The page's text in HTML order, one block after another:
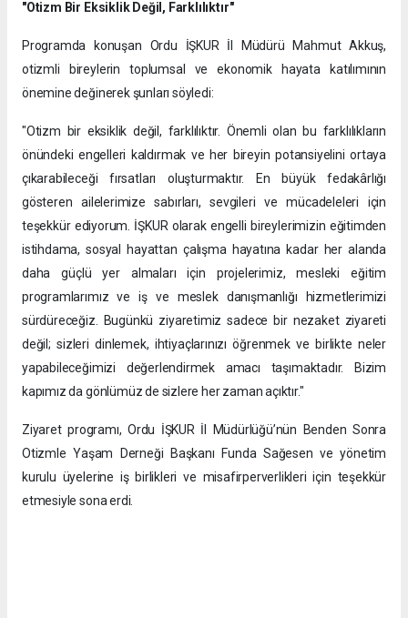
"Otizm Bir Eksiklik Değil, Farklılıktır"
Programda konuşan Ordu İŞKUR İl Müdürü Mahmut Akkuş,
otizmli bireylerin toplumsal ve ekonomik hayata katılımının
önemine değinerek şunları söyledi:
"Otizm bir eksiklik değil, farklılıktır. Önemli olan bu farklılıkların
önündeki engelleri kaldırmak ve her bireyin potansiyelini ortaya
çıkarabileceği fırsatları oluşturmaktır. En büyük fedakârlığı
gösteren ailelerimize sabırları, sevgileri ve mücadeleleri için
teşekkür ediyorum. İŞKUR olarak engelli bireylerimizin eğitimden
istihdama, sosyal hayattan çalışma hayatına kadar her alanda
daha güçlü yer almaları için projelerimiz, mesleki eğitim
programlarımız ve iş ve meslek danışmanlığı hizmetlerimizi
sürdüreceğiz. Bugünkü ziyaretimiz sadece bir nezaket ziyareti
değil; sizleri dinlemek, ihtiyaçlarınızı öğrenmek ve birlikte neler
yapabileceğimizi değerlendirmek amacı taşımaktadır. Bizim
kapımız da gönlümüz de sizlere her zaman açıktır."
Ziyaret programı, Ordu İŞKUR İl Müdürlüğü’nün Benden Sonra
Otizmle Yaşam Derneği Başkanı Funda Sağesen ve yönetim
kurulu üyelerine iş birlikleri ve misafirperverlikleri için teşekkür
etmesiyle sona erdi.